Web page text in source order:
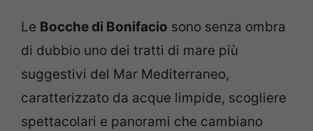
Le Bocche di Bonifacio sono senza ombra
di dubbio uno dei tratti di mare più
suggestivi del Mar Mediterraneo,
caratterizzato da acque limpide, scogliere
spettacolari e panorami che cambiano